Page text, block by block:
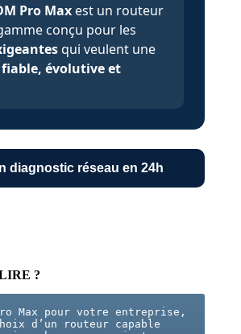
Pro Max est un routeur
conçu pour les
qui veulent une
fiable, évolutive et
diagnostic réseau en 24h
?
Max pour votre entreprise,
d’un routeur capable